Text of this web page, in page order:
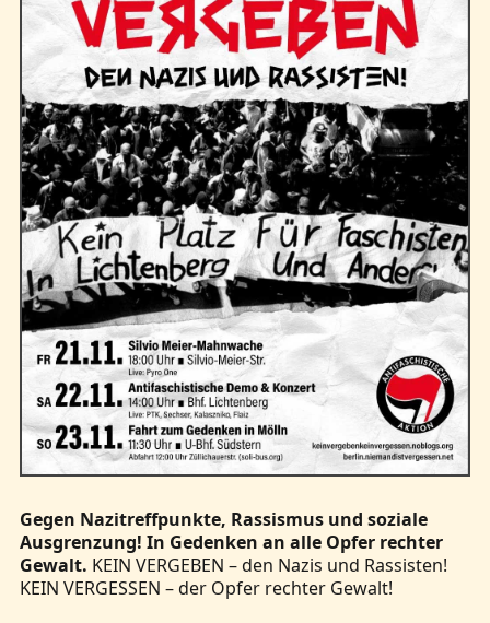
Gegen Nazitreffpunkte, Rassismus und soziale
Ausgrenzung! In Gedenken an alle Opfer rechter
Gewalt. KEIN VERGEBEN – den Nazis und Rassisten!
KEIN VERGESSEN – der Opfer rechter Gewalt!